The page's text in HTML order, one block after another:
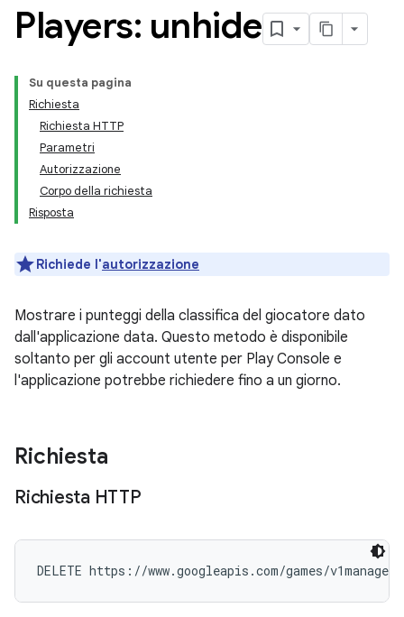
Players: unhide
Su questa pagina
Richiesta
Richiesta HTTP
Parametri
Autorizzazione
Corpo della richiesta
Risposta
Richiede l'autorizzazione
Mostrare i punteggi della classifica del giocatore dato
dall'applicazione data. Questo metodo è disponibile
soltanto per gli account utente per Play Console e
l'applicazione potrebbe richiedere fino a un giorno.
Richiesta
Richiesta HTTP
DELETE https://www.googleapis.com/games/